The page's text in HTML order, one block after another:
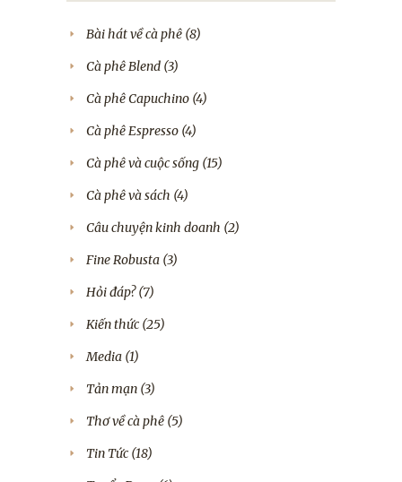
Bài hát về cà phê (8)
Cà phê Blend (3)
Cà phê Capuchino (4)
Cà phê Espresso (4)
Cà phê và cuộc sống (15)
Cà phê và sách (4)
Câu chuyện kinh doanh (2)
Fine Robusta (3)
Hỏi đáp?(7)
Kiến thức (25)
Media (1)
Tản mạn (3)
Thơ về cà phê (5)
Tin Tức (18)